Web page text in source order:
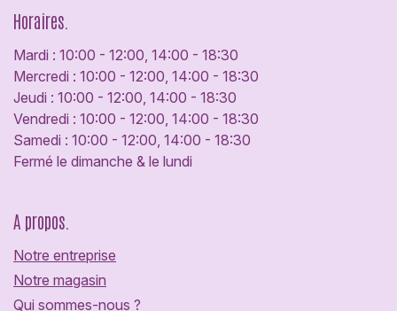
Horaires.
Mardi : 10:00 - 12:00, 14:00 - 18:30
Mercredi : 10:00 - 12:00, 14:00 - 18:30
Jeudi : 10:00 - 12:00, 14:00 - 18:30
Vendredi : 10:00 - 12:00, 14:00 - 18:30
Samedi : 10:00 - 12:00, 14:00 - 18:30
Fermé le dimanche & le lundi
A propos.
Notre entreprise
Notre magasin
Qui sommes-nous ?